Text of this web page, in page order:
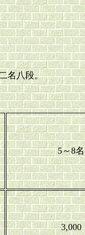
名八段。
5～8名
3,000